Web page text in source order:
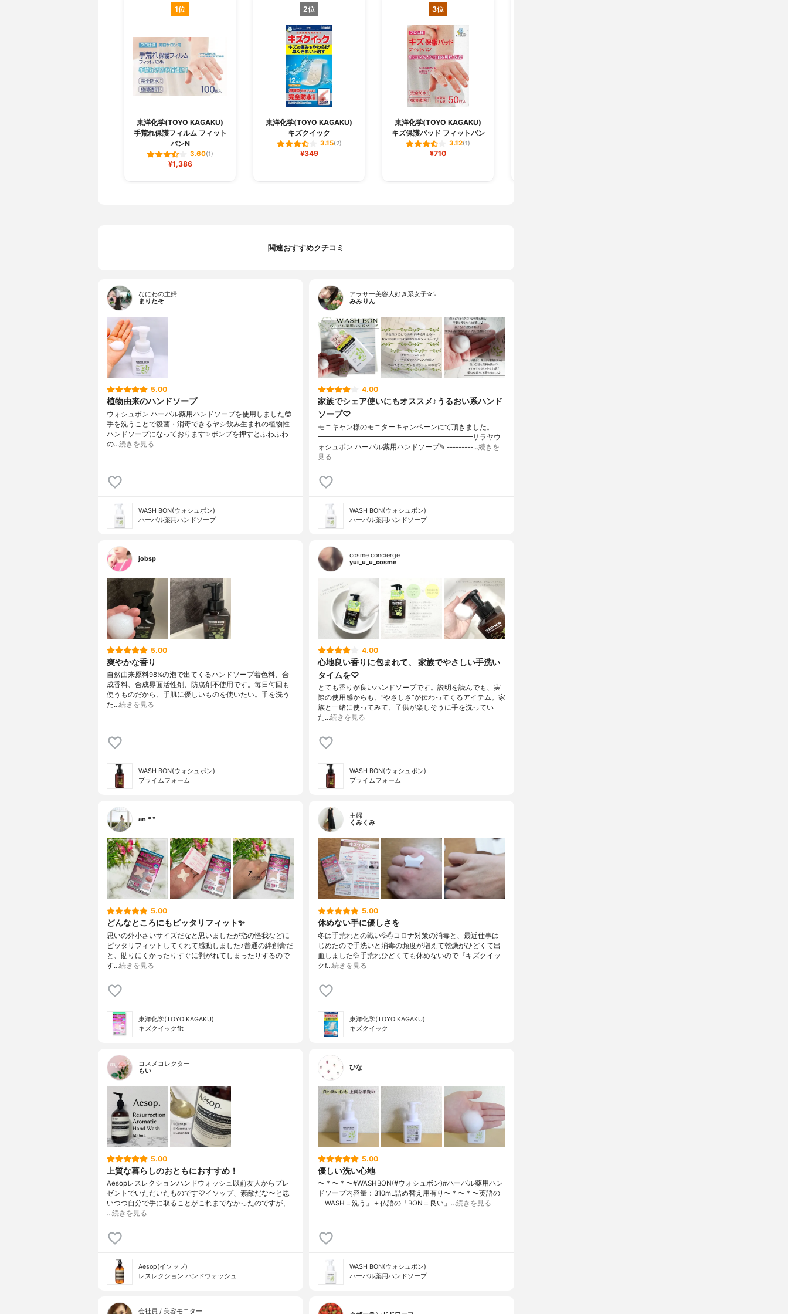
1位
東洋化学(TOYO KAGAKU)
手荒れ保護フィルム フィット
バンN
3.60(1)
¥1,386
2位
東洋化学(TOYO KAGAKU)
キズクイック
3.15(2)
¥349
3位
東洋化学(TOYO KAGAKU)
キズ保護パッド フィットバン
3.12(1)
¥710
関連おすすめクチコミ
なにわの主婦
まりたそ
5.00
植物由来のハンドソープ
ウォシュボン ハーバル薬用ハンドソープを使用しました😊
手を洗うことで殺菌・消毒できるヤシ飲み生まれの植物性
ハンドソープになっております✨ポンプを押すとふわふわ
の…続きを見る
WASH BON(ウォシュボン)
ハーバル薬用ハンドソープ
アラサー美容大好き系女子✰ˊ˗
みみりん
4.00
家族でシェア使いにもオススメ♪うるおい系ハンド
ソープ♡
モニキャン様のモニターキャンペーンにて頂きました。
━━━━━━━━━━━━━━━━━━━━━━サラヤウ
ォシュボン ハーバル薬用ハンドソープ✎ ---------…続きを
見る
WASH BON(ウォシュボン)
ハーバル薬用ハンドソープ
jobsp
5.00
爽やかな香り
自然由来原料98%の泡で出てくるハンドソープ着色料、合
成香料、合成界面活性剤、防腐剤不使用です。毎日何回も
使うものだから、手肌に優しいものを使いたい。手を洗う
た…続きを見る
WASH BON(ウォシュボン)
プライムフォーム
cosme concierge
yui_u_u_cosme
4.00
心地良い香りに包まれて、 家族でやさしい手洗い
タイムを♡
とても香りが良いハンドソープです。説明を読んでも、実
際の使用感からも、“やさしさ”が伝わってくるアイテム。家
族と一緒に使ってみて、子供が楽しそうに手を洗ってい
た…続きを見る
WASH BON(ウォシュボン)
プライムフォーム
an＊°
5.00
どんなところにもピッタリフィット✨
思いの外小さいサイズだなと思いましたが指の怪我などに
ピッタリフィットしてくれて感動しました♪普通の絆創膏だ
と、貼りにくかったりすぐに剥がれてしまったりするので
す…続きを見る
東洋化学(TOYO KAGAKU)
キズクイックfit
主婦
くみくみ
5.00
休めない手に優しさを
冬は手荒れとの戦い💦✋コロナ対策の消毒と、最近仕事は
じめたので手洗いと消毒の頻度が増えて乾燥がひどくて出
血しました💦手荒れひどくても休めないので『キズクイッ
クf…続きを見る
東洋化学(TOYO KAGAKU)
キズクイック
コスメコレクター
もい
5.00
上質な暮らしのおともにおすすめ！
Aesopレスレクションハンドウォッシュ以前友人からプレ
ゼントでいただいたものです♡イソップ、素敵だな〜と思
いつつ自分で手に取ることがこれまでなかったのですが、
…続きを見る
Aesop(イソップ)
レスレクション ハンドウォッシュ
ひな
5.00
優しい洗い心地
〜＊〜＊〜#WASHBON(#ウォシュボン)#ハーバル薬用ハン
ドソープ内容量：310mL詰め替え用有り〜＊〜＊〜英語の
「WASH＝洗う」＋仏語の「BON＝良い」…続きを見る
WASH BON(ウォシュボン)
ハーバル薬用ハンドソープ
会社員 / 美容モニター